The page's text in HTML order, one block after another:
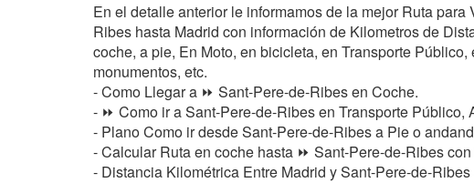
En el detalle anterior le informamos de la mejor Ruta
Ribes hasta Madrid con información de Kilometros de
coche, a pie, En Moto, en bicicleta, en Transporte
monumentos, etc.
- Como Llegar a ⏩ Sant-Pere-de-Ribes en Coche.
- ⏩ Como ir a Sant-Pere-de-Ribes en Transporte Público,
- Plano Como ir desde Sant-Pere-de-Ribes a Pie o
- Calcular Ruta en coche hasta ⏩ Sant-Pere-de-Ribes
- Distancia Kilométrica Entre Madrid y Sant-Pere-de-